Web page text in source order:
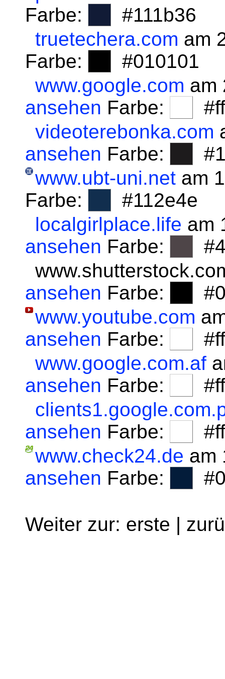
Farbe:
#111b36
truetechera.com am
Farbe:
#010101
www.google.com am
ansehen Farbe:
videoterebonka.com
ansehen Farbe:
www.ubt-uni.net am
Farbe:
#112e4e
localgirlplace.life am
ansehen Farbe:
ansehen Farbe:
www.youtube.com
ansehen Farbe:
www.google.com.af
ansehen Farbe:
ansehen Farbe:
www.check24.de am
ansehen Farbe:
Weiter zur: erste |